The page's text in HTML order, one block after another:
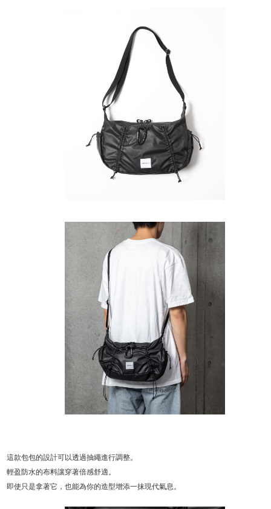
這款包包的設計可以透過抽繩進行調整。
輕盈防水的布料讓穿著倍感舒適。
即使只是拿著它，也能為你的造型增添一抹現代氣息。